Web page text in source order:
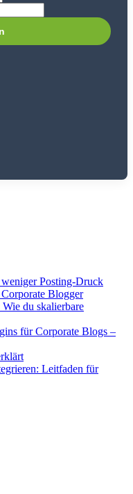
Posting-Druck
Blogger
du skalierbare
für Corporate Blogs –
Leitfaden für